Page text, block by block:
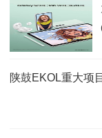
陕鼓EKOL重大项